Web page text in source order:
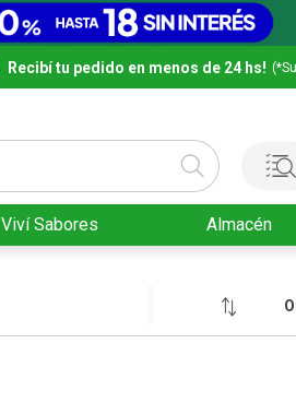
Recibí tu pedido en menos de 24 hs!
Viví Sabores Almacén